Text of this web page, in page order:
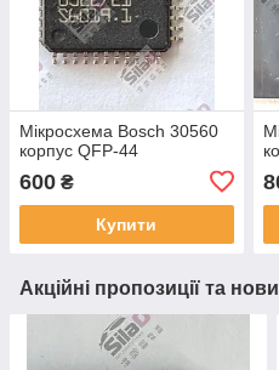
Мікросхема Bosch 30560
корпус QFP-44
600 ₴
Купити
Акційні пропозиції та